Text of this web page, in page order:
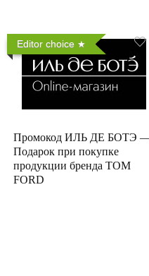
Editor choice
Промокод ИЛЬ ДЕ БОТЭ
Подарок при покупке
продукции бренда TOM
FORD